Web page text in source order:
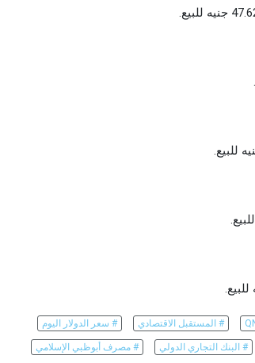
# المستقبل الاقتصادي # سعر الدولار اليوم
# البنك التجاري الدولي # مصرف أبوظبي الإسلامي